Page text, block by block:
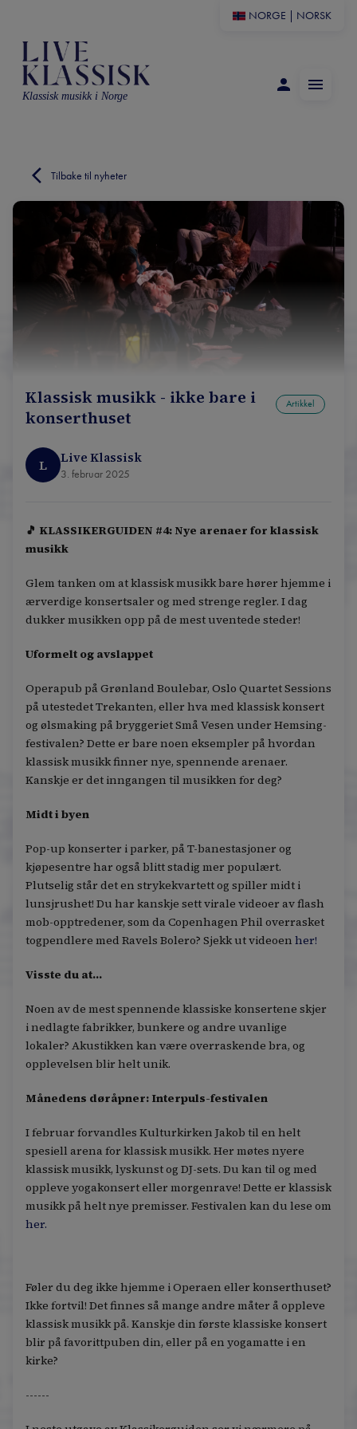
NORGE NORSK
Klassisk musikk i Norge
Tilbake til nyheter
Klassisk musikk - ikke bare i
konserthuset
Artikkel
L Live Klassisk
3. februar 2025
🎵 KLASSIKERGUIDEN #4: Nye arenaer for klassisk
musikk
Glem tanken om at klassisk musikk bare hører hjemme i
ærverdige konsertsaler og med strenge regler. I dag
dukker musikken opp på de mest uventede steder!
Uformelt og avslappet
Operapub på Grønland Boulebar, Oslo Quartet Sessions
på utestedet Trekanten, eller hva med klassisk konsert
og ølsmaking på bryggeriet Små Vesen under Hemsing-
festivalen? Dette er bare noen eksempler på hvordan
klassisk musikk finner nye, spennende arenaer.
Kanskje er det inngangen til musikken for deg?
Midt i byen
Pop-up konserter i parker, på T-banestasjoner og
kjøpesentre har også blitt stadig mer populært.
Plutselig står det en strykekvartett og spiller midt i
lunsjrushet! Du har kanskje sett virale videoer av flash
mob-opptredener, som da Copenhagen Phil overrasket
togpendlere med Ravels Bolero? Sjekk ut videoen her!
Visste du at...
Noen av de mest spennende klassiske konsertene skjer
i nedlagte fabrikker, bunkere og andre uvanlige
lokaler? Akustikken kan være overraskende bra, og
opplevelsen blir helt unik.
Månedens døråpner: Interpuls-festivalen
I februar forvandles Kulturkirken Jakob til en helt
spesiell arena for klassisk musikk. Her møtes nyere
klassisk musikk, lyskunst og DJ-sets. Du kan til og med
oppleve yogakonsert eller morgenrave! Dette er klassisk
musikk på helt nye premisser. Festivalen kan du lese om
her.
Føler du deg ikke hjemme i Operaen eller konserthuset?
Ikke fortvil! Det finnes så mange andre måter å oppleve
klassisk musikk på. Kanskje din første klassiske konsert
blir på favorittpuben din, eller på en yogamatte i en
kirke?
------